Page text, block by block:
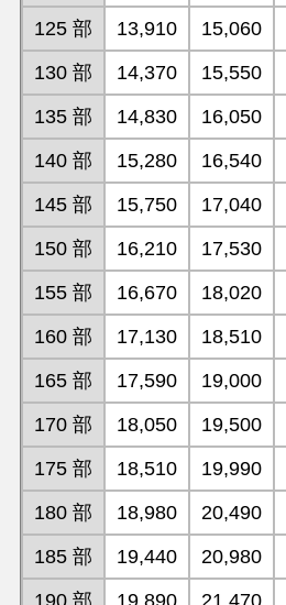
125 部
13,910 15,060
130 部
14,370 15,550
135 部
14,830 16,050
140 部
15,280 16,540
145 部
15,750 17,040
150 部
16,210 17,530
155 部
16,670 18,020
160 部
17,130 18,510
165 部
17,590 19,000
170 部
18,050 19,500
175 部
18,510 19,990
180 部
18,980 20,490
185 部
19,440 20,980
190 部
19,890 21,470